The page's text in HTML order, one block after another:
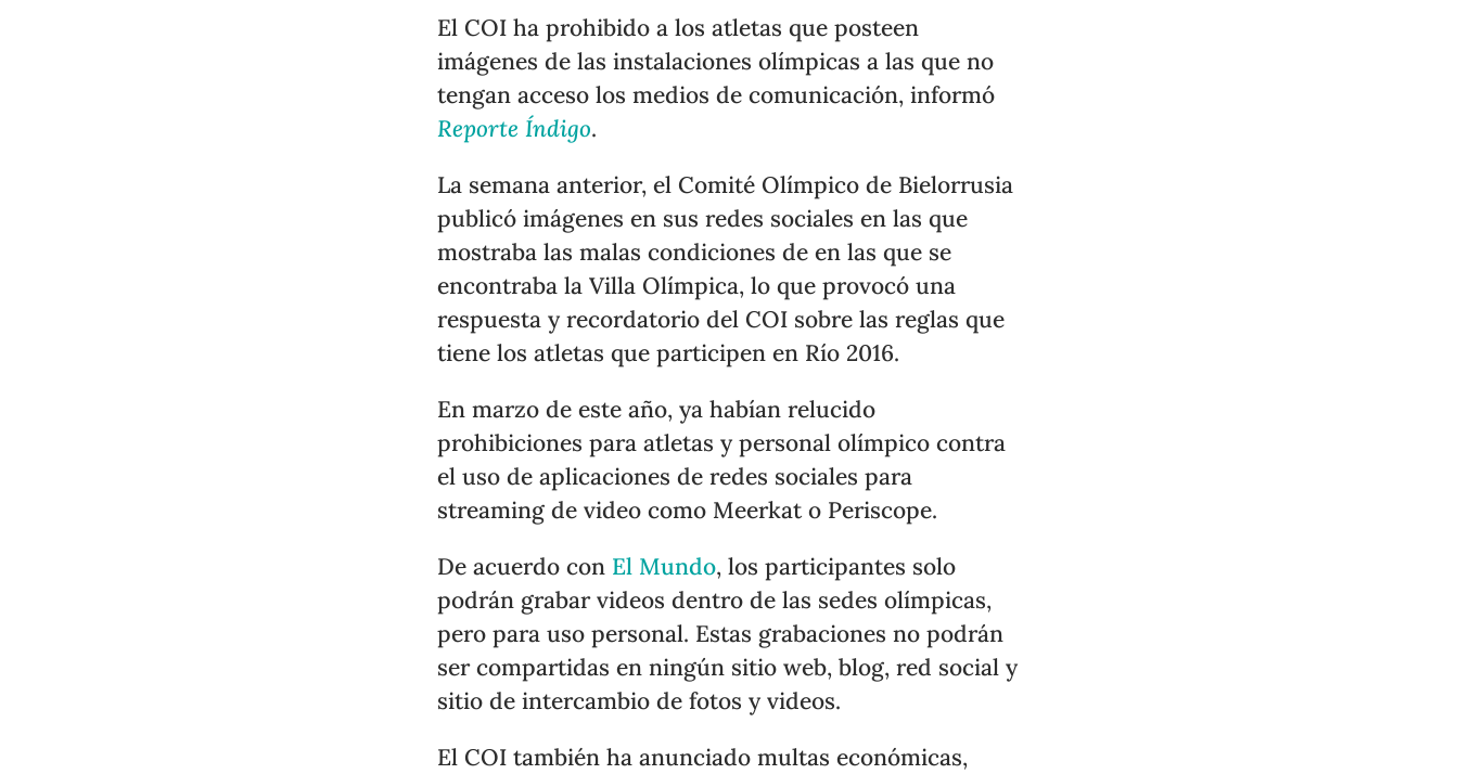
El COI ha prohibido a los atletas que posteen
imágenes de las instalaciones olímpicas a las que no
tengan acceso los medios de comunicación, informó
Reporte Índigo.
La semana anterior, el Comité Olímpico de Bielorrusia
publicó imágenes en sus redes sociales en las que
mostraba las malas condiciones de en las que se
encontraba la Villa Olímpica, lo que provocó una
respuesta y recordatorio del COI sobre las reglas que
tiene los atletas que participen en Río 2016.
En marzo de este año, ya habían relucido
prohibiciones para atletas y personal olímpico contra
el uso de aplicaciones de redes sociales para
streaming de video como Meerkat o Periscope.
De acuerdo con El Mundo, los participantes solo
podrán grabar videos dentro de las sedes olímpicas,
pero para uso personal. Estas grabaciones no podrán
ser compartidas en ningún sitio web, blog, red social y
sitio de intercambio de fotos y videos.
El COI también ha anunciado multas económicas,